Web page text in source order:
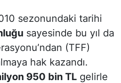
sezonundaki tarihi
sayesinde bu yıl da
(TFF)
hak kazandı.
950 bin TLgelirle